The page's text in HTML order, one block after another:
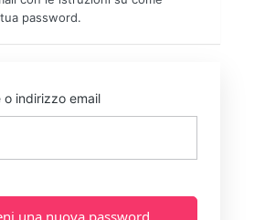
password.
o indirizzo email